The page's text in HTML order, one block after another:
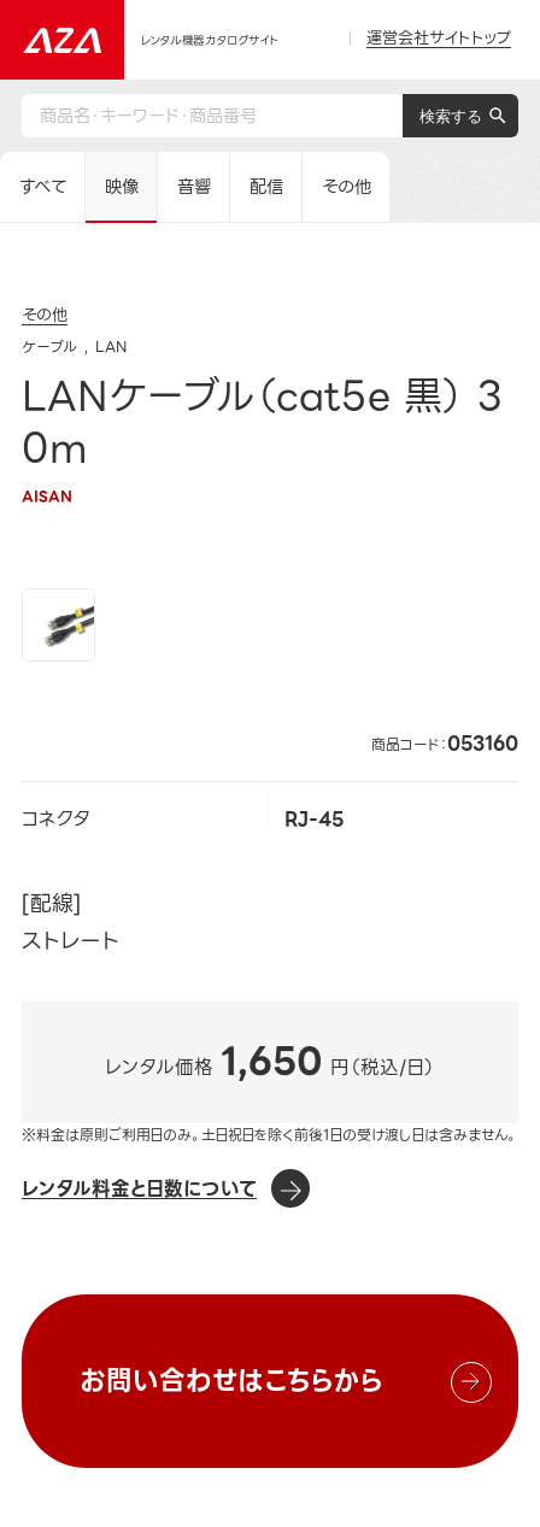
レンタル機器カタログサイト 運営会社サイトトップ
すべて 映像 音響 配信 その他
その他
ケーブル LAN
LANケーブル（cat5e 黒） 3
0m
AISAN
商品コード：053160
コネクタ RJ-45
[配線]
ストレート
レンタル価格 1,650 円（税込/日）
※料金は原則ご利用日のみ。土日祝日を除く前後1日の受け渡し日は含みません。
レンタル料金と日数について
お問い合わせはこちらから